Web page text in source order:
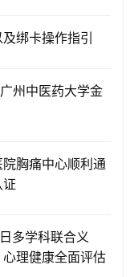
绑卡操作指引
州中医药大学金
胸痛中心顺利通
证
多学科联合义
理健康全面评估